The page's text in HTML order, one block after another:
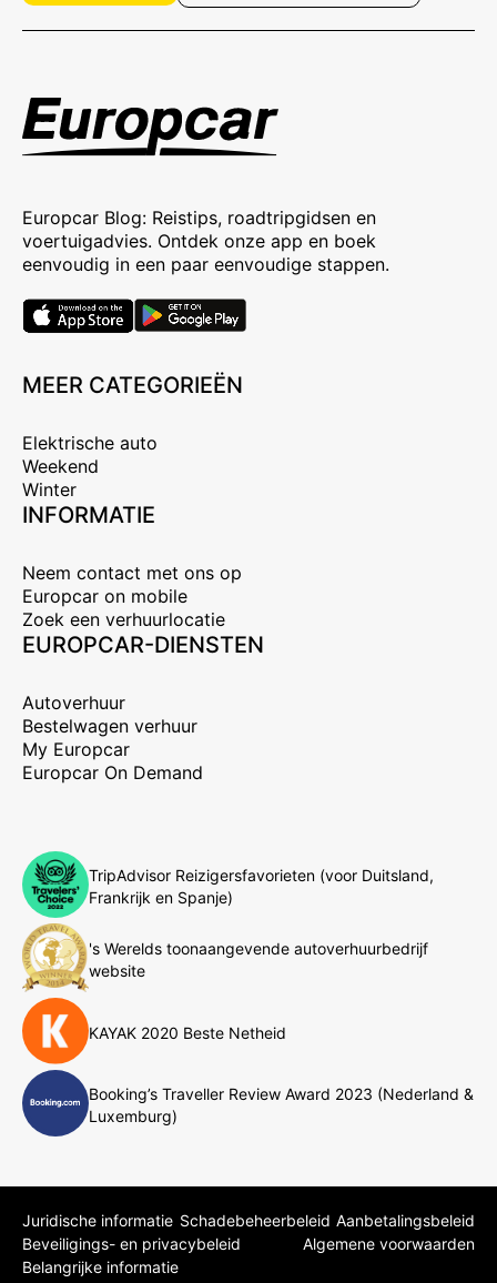
Europcar Blog: Reistips, roadtripgidsen en
voertuigadvies. Ontdek onze app en boek
eenvoudig in een paar eenvoudige stappen.
MEER CATEGORIEËN
Elektrische auto
Weekend
Winter
INFORMATIE
Neem contact met ons op
Europcar on mobile
Zoek een verhuurlocatie
EUROPCAR-DIENSTEN
Autoverhuur
Bestelwagen verhuur
My Europcar
Europcar On Demand
TripAdvisor Reizigersfavorieten (voor Duitsland,
Frankrijk en Spanje)
's Werelds toonaangevende autoverhuurbedrijf
website
KAYAK 2020 Beste Netheid
Booking’s Traveller Review Award 2023 (Nederland &
Luxemburg)
Juridische informatie Schadebeheerbeleid Aanbetalingsbeleid
Beveiligings- en privacybeleid
Algemene voorwaarden
Belangrijke informatie